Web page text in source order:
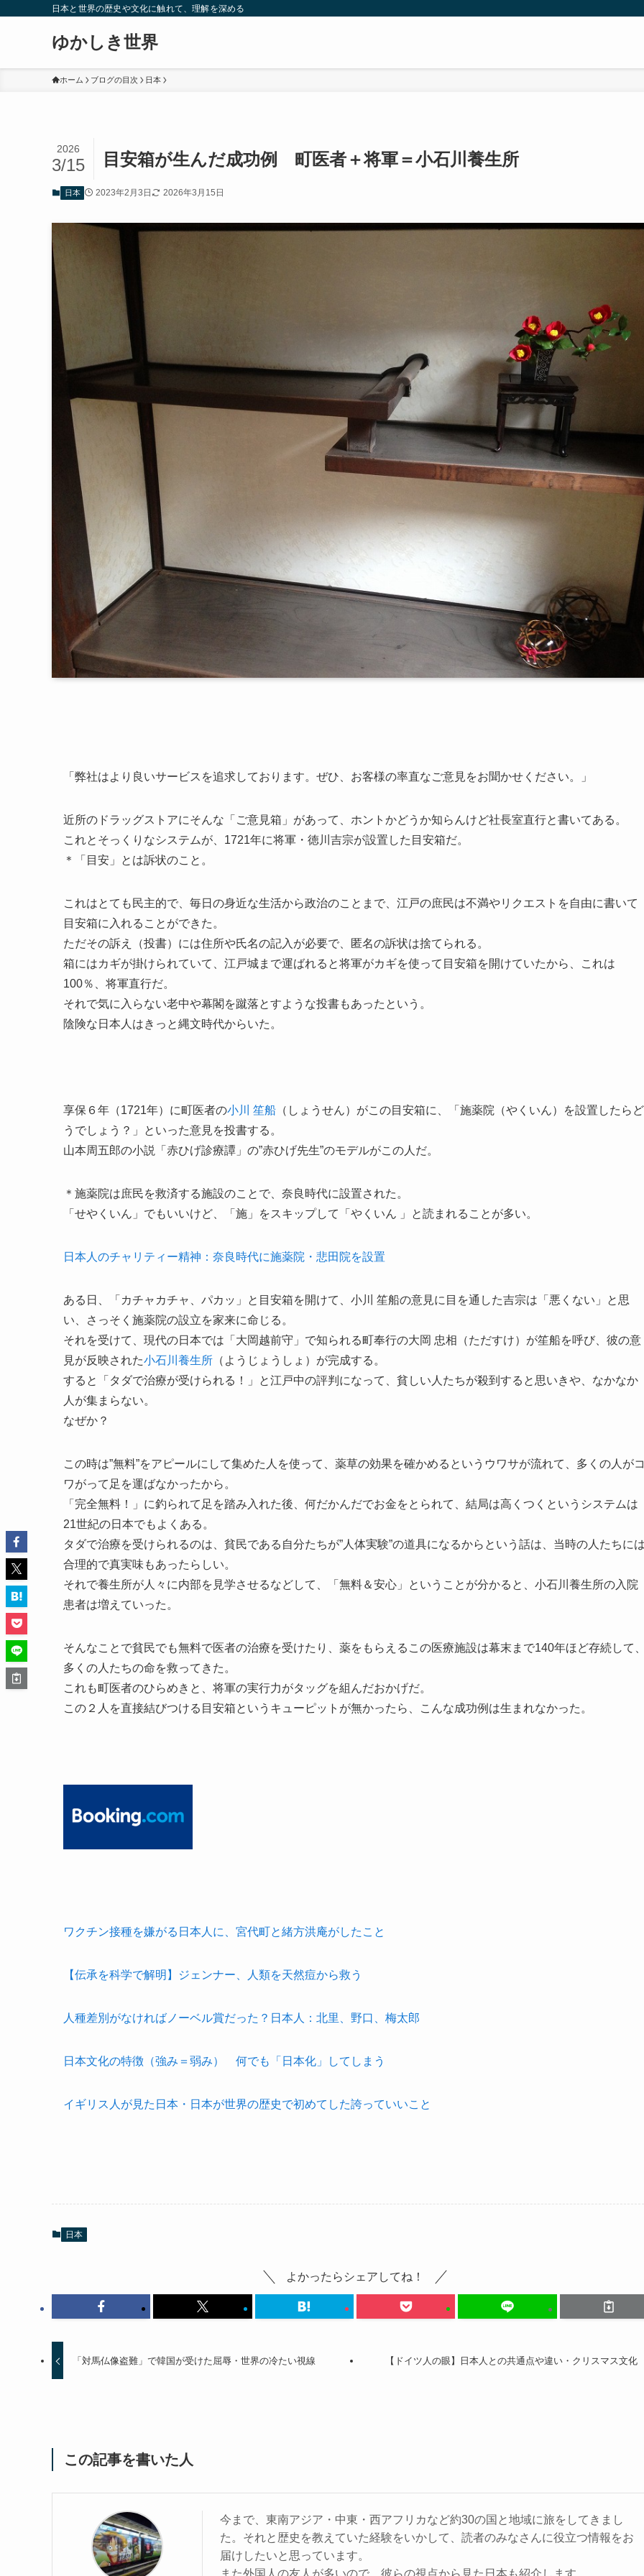
日本と世界の歴史や文化に触れて、理解を深める
ゆかしき世界
ホーム ブログの目次 日本
目安箱が生んだ成功例 町医者＋将軍＝小石川養生所
2026
3/15
日本 2023年2月3日 2026年3月15日
「弊社はより良いサービスを追求しております。ぜひ、お客様の率直なご意見をお聞かせください。」
近所のドラッグストアにそんな「ご意見箱」があって、ホントかどうか知らんけど社長室直行と書いてある。
これとそっくりなシステムが、1721年に将軍・徳川吉宗が設置した目安箱だ。
＊「目安」とは訴状のこと。
これはとても民主的で、毎日の身近な生活から政治のことまで、江戸の庶民は不満やリクエストを自由に書いて
目安箱に入れることができた。
ただその訴え（投書）には住所や氏名の記入が必要で、匿名の訴状は捨てられる。
箱にはカギが掛けられていて、江戸城まで運ばれると将軍がカギを使って目安箱を開けていたから、これは
100％、将軍直行だ。
それで気に入らない老中や幕閣を蹴落とすような投書もあったという。
陰険な日本人はきっと縄文時代からいた。
享保６年（1721年）に町医者の小川 笙船 （しょうせん）がこの目安箱に、「施薬院（やくいん）を設置したらど
うでしょう？」といった意見を投書する。
山本周五郎の小説「赤ひげ診療譚」の”赤ひげ先生”のモデルがこの人だ。
＊施薬院は庶民を救済する施設のことで、奈良時代に設置された。
「せやくいん」でもいいけど、「施」をスキップして「やくいん 」と読まれることが多い。
日本人のチャリティー精神：奈良時代に施薬院・悲田院を設置
ある日、「カチャカチャ、パカッ」と目安箱を開けて、小川 笙船の意見に目を通した吉宗は「悪くない」と思
い、さっそく施薬院の設立を家来に命じる。
それを受けて、現代の日本では「大岡越前守」で知られる町奉行の大岡 忠相（ただすけ）が笙船を呼び、彼の意
見が反映された小石川養生所 （ようじょうしょ）が完成する。
すると「タダで治療が受けられる！」と江戸中の評判になって、貧しい人たちが殺到すると思いきや、なかなか
人が集まらない。
なぜか？
この時は”無料”をアピールにして集めた人を使って、薬草の効果を確かめるというウワサが流れて、多くの人が
ワがって足を運ばなかったから。
「完全無料！」に釣られて足を踏み入れた後、何だかんだでお金をとられて、結局は高くつくというシステムは
21世紀の日本でもよくある。
タダで治療を受けられるのは、貧民である自分たちが”人体実験”の道具になるからという話は、当時の人たちに
合理的で真実味もあったらしい。
それで養生所が人々に内部を見学させるなどして、「無料＆安心」ということが分かると、小石川養生所の入院
患者は増えていった。
そんなことで貧民でも無料で医者の治療を受けたり、薬をもらえるこの医療施設は幕末まで140年ほど存続して
多くの人たちの命を救ってきた。
これも町医者のひらめきと、将軍の実行力がタッグを組んだおかげだ。
この２人を直接結びつける目安箱というキューピットが無かったら、こんな成功例は生まれなかった。
ワクチン接種を嫌がる日本人に、宮代町と緒方洪庵がしたこと
【伝承を科学で解明】ジェンナー、人類を天然痘から救う
人種差別がなければノーベル賞だった？日本人：北里、野口、梅太郎
日本文化の特徴（強み＝弱み） 何でも「日本化」してしまう
イギリス人が見た日本・日本が世界の歴史で初めてした誇っていいこと
日本
よかったらシェアしてね！
「対馬仏像盗難」で韓国が受けた屈辱・世界の冷たい視線 【ドイツ人の眼】日本人との共通点や違い・クリスマス文化
この記事を書いた人
今まで、東南アジア・中東・西アフリカなど約30の国と地域に旅をしてきまし
た。それと歴史を教えていた経験をいかして、読者のみなさんに役立つ情報をお
届けしたいと思っています。